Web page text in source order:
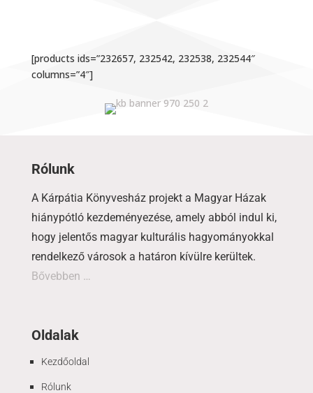
[products ids=”232657, 232542, 232538, 232544″
columns=”4″]
Rólunk
A Kárpátia Könyvesház projekt a Magyar Házak
hiánypótló kezdeményezése, amely abból indul ki,
hogy jelentős magyar kulturális hagyományokkal
rendelkező városok a határon kívülre kerültek.
Bővebben …
Oldalak
Kezdőoldal
Rólunk